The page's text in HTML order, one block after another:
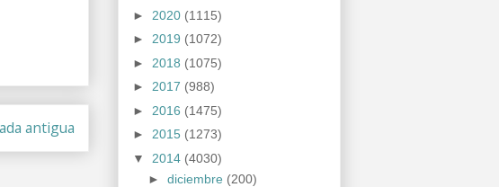
antigua
► 2020 (1115)
► 2019 (1072)
► 2018 (1075)
► 2017 (988)
► 2016 (1475)
► 2015 (1273)
▼ 2014 (4030)
► diciembre (200)